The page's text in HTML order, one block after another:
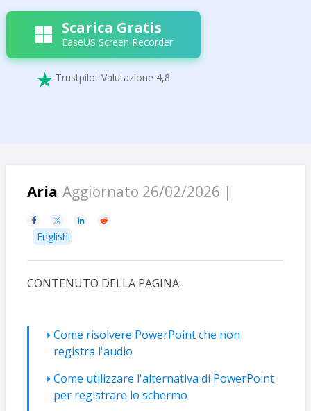
Scarica Gratis
EaseUS Screen Recorder
 Trustpilot Valutazione 4,8
Aria Aggiornato 26/02/2026 |
   
English
CONTENUTO DELLA PAGINA:
Come risolvere PowerPoint che non
registra l'audio
Come utilizzare l'alternativa di PowerPoint
per registrare lo schermo